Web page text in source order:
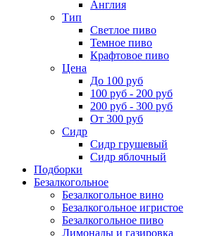
Англия
Тип
Светлое пиво
Темное пиво
Крафтовое пиво
Цена
До 100 руб
100 руб - 200 руб
200 руб - 300 руб
От 300 руб
Сидр
Сидр грушевый
Сидр яблочный
Подборки
Безалкогольное
Безалкогольное вино
Безалкогольное игристое
Безалкогольное пиво
Лимонады и газировка